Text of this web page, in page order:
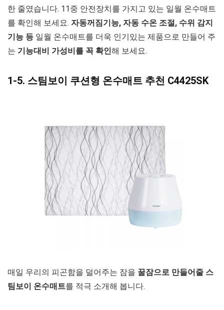
한 줄였습니다. 11중 안전장치를 가지고 있는 일월 온수매트
를 확인해 보세요. 자동꺼짐기능, 자동 수온 조절, 수위 감지
기능 등 일월 온수매트를 더욱 인기있는 제품으로 만들어 주
는 기능대비 가성비를 꼭 확인해 보세요.
1-5. 스팀보이 쿠션형 온수매트 추천 C4425SK
매일 우리의 피곤함을 덜어주는 잠을 꿀잠으로 만들어줄 스
팀보이 온수매트를 적극 소개해 봅니다.